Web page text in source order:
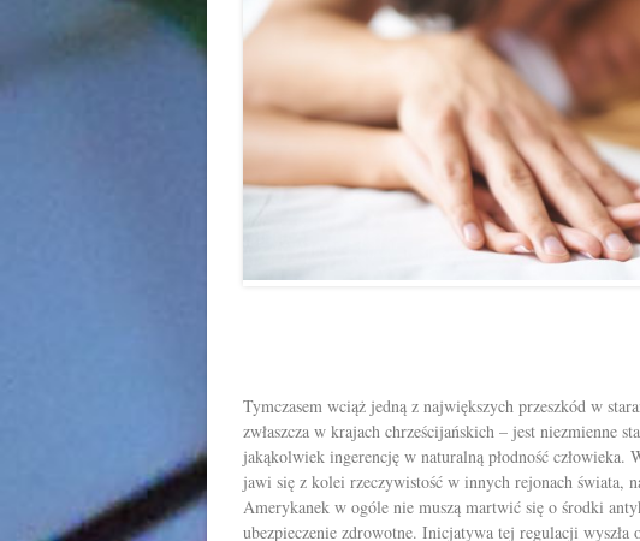
Tymczasem wciąż jedną z największych przeszkód w
zwłaszcza w krajach chrześcijańskich – jest niezmienne
jakąkolwiek ingerencję w naturalną płodność
jawi się z kolei rzeczywistość w innych rejonach świata,
Amerykanek w ogóle nie muszą martwić się o środki
ubezpieczenie zdrowotne. Inicjatywa tej regulacji wyszła